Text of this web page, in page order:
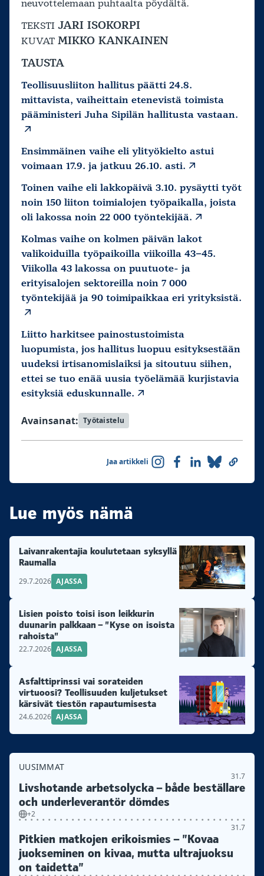
neuvottelemaan puhtaalta pöydältä.
TEKSTI JARI ISOKORPI
KUVAT MIKKO KANKAINEN
TAUSTA
Teollisuusliiton hallitus päätti 24.8.
mittavista, vaiheittain etenevistä toimista
pääministeri Juha Sipilän hallitusta vastaan.
Ensimmäinen vaihe eli ylityökielto astui
voimaan 17.9. ja jatkuu 26.10. asti.
Toinen vaihe eli lakkopäivä 3.10. pysäytti työt
noin 150 liiton toimialojen työpaikalla, joista
oli lakossa noin 22 000 työntekijää.
Kolmas vaihe on kolmen päivän lakot
valikoiduilla työpaikoilla viikoilla 43–45.
Viikolla 43 lakossa on puutuote- ja
erityisalojen sektoreilla noin 7 000
työntekijää ja 90 toimipaikkaa eri yrityksistä.
Liitto harkitsee painostustoimista
luopumista, jos hallitus luopuu esityksestään
uudeksi irtisanomislaiksi ja sitoutuu siihen,
ettei se tuo enää uusia työelämää kurjistavia
esityksiä eduskunnalle.
Avainsanat: Työtaistelu
Jaa artikkeli
Lue myös nämä
Laivanrakentajia koulutetaan syksyllä
Raumalla
29.7.2026 AJASSA
Lisien poisto toisi ison leikkurin
duunarin palkkaan – ”Kyse on isoista
rahoista”
22.7.2026 AJASSA
Asfalttiprinssi vai sorateiden
virtuoosi? Teollisuuden kuljetukset
kärsivät tiestön rapautumisesta
24.6.2026 AJASSA
UUSIMMAT
31.7
Livshotande arbetsolycka – både beställare
och underleverantör dömdes
+2
31.7
Pitkien matkojen erikoismies – ”Kovaa
juokseminen on kivaa, mutta ultrajuoksu
on taidetta”